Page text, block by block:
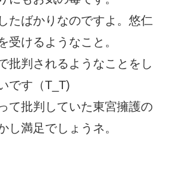
たばかりなのですよ。悠仁
受けるようなこと。
批判されるようなことをし
です（T_T)
て批判していた東宮擁護の
し満足でしょうネ。